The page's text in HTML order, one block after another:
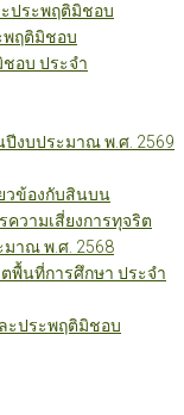
ประพฤติมิชอบ
พฤติมิชอบ
อบ ประจำ
งบประมาณ พ.ศ. 2569
วข้องกับสินบน
วามเสี่ยงการทุจริต
าณ พ.ศ. 2568
พื้นที่การศึกษา ประจำ
ะประพฤติมิชอบ